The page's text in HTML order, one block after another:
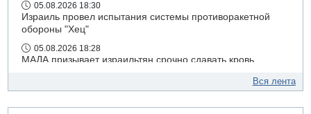
05.08.2026 18:30
Израиль провел испытания системы противоракетной
обороны "Хец"
05.08.2026 18:28
МАДА призывает израильтян срочно сдавать кровь
Бывший посол Израиля в ООН Гилад Эрдан объявит в
Вся лента